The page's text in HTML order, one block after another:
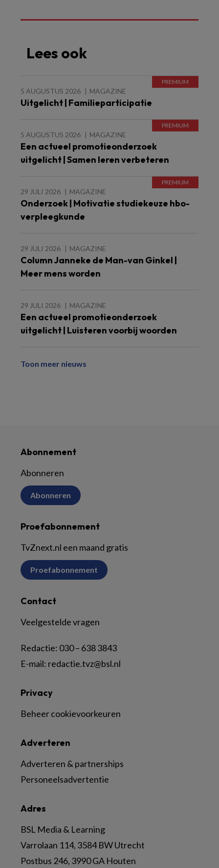
Lees ook
5 AUGUSTUS 2026 MAGAZINE
Uitgelicht | Familieparticipatie
5 AUGUSTUS 2026 MAGAZINE
Een actueel promotieonderzoek
uitgelicht | Samen leren verbeteren
29 JULI 2026 MAGAZINE
Onderzoek | Motivatie studiekeuze hbo-
verpleegkunde
29 JULI 2026 MAGAZINE
Column Janneke de Man-van Ginkel |
Meer mens worden
29 JULI 2026 MAGAZINE
Een actueel promotieonderzoek
uitgelicht | Luisteren voorbij woorden
Toon meer nieuws
Abonnement
Abonneren
Abonneren
Proefabonnement
TvZnext.nl een maand gratis
Proefabonnement
Contact
Veelgestelde vragen
Redactie: 030 – 638 3843
E-mail: redactie.tvz@bsl.nl
Adres
BSL Media & Learning
Varrolaan 114, 3584 BW Utrecht
Postbus 246, 3990 GA Houten
Adverteren
Adverteren & partnerships
Personeelsadvertentie
Privacy
Beheer cookievoorkeuren